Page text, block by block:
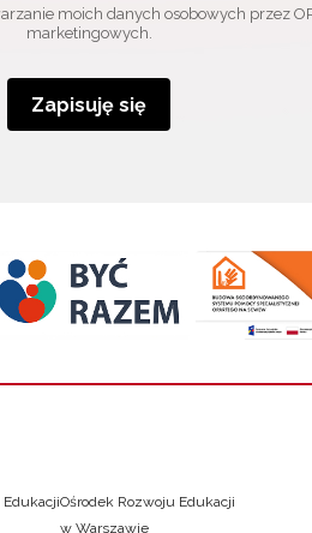
moich danych osobowych przez
marketingowych.
Zapisuję się
EdukacjiOśrodek Rozwoju Edukacji
w Warszawie